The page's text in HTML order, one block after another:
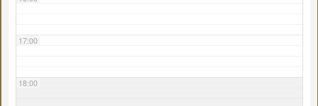
17:00
18:00